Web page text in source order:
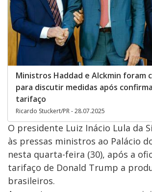
Ministros Haddad e Alckmin foram
para discutir medidas após
tarifaço
Ricardo Stuckert/PR - 28.07.2025
O presidente Luiz Inácio Lula da
às pressas ministros ao Palácio
nesta quarta-feira (30), após a
tarifaço de Donald Trump a
brasileiros.